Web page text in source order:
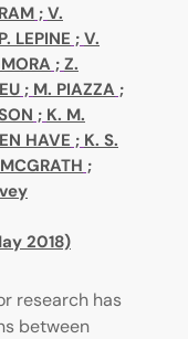
; V.
LEPINE ; V.
; Z.
; M. PIAZZA ;
; K. M.
HAVE ; K. S.
;
2018)
research has
between